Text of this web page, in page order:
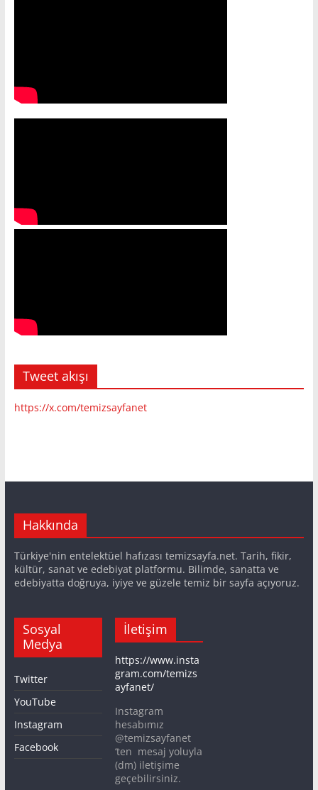
Tweet akışı
https://x.com/temizsayfanet
Hakkında
Türkiye'nin entelektüel hafızası temizsayfa.net. Tarih, fikir,
kültür, sanat ve edebiyat platformu. Bilimde, sanatta ve
edebiyatta doğruya, iyiye ve güzele temiz bir sayfa açıyoruz.
Sosyal
Medya
Twitter
YouTube
Instagram
Facebook
İletişim
https://www.insta
gram.com/temizs
ayfanet/
Instagram
hesabımız
@temizsayfanet
‘ten mesaj yoluyla
(dm) iletişime
geçebilirsiniz.